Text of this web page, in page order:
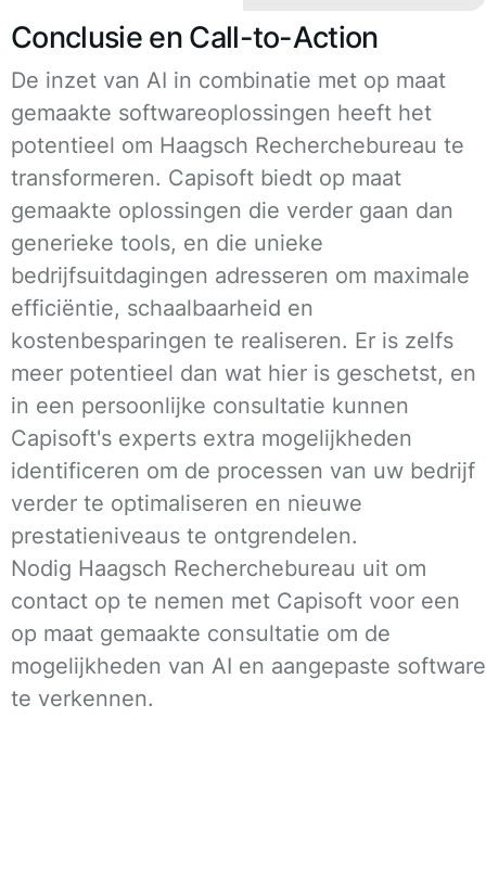
Conclusie en Call-to-Action
De inzet van AI in combinatie met op maat
gemaakte softwareoplossingen heeft het
potentieel om Haagsch Recherchebureau te
transformeren. Capisoft biedt op maat
gemaakte oplossingen die verder gaan dan
generieke tools, en die unieke
bedrijfsuitdagingen adresseren om maximale
efficiëntie, schaalbaarheid en
kostenbesparingen te realiseren. Er is zelfs
meer potentieel dan wat hier is geschetst, en
in een persoonlijke consultatie kunnen
Capisoft's experts extra mogelijkheden
identificeren om de processen van uw bedrijf
verder te optimaliseren en nieuwe
prestatieniveaus te ontgrendelen.
Nodig Haagsch Recherchebureau uit om
contact op te nemen met Capisoft voor een
op maat gemaakte consultatie om de
mogelijkheden van AI en aangepaste software
te verkennen.